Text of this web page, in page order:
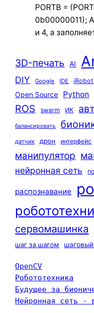
PORTB =
0b00000011);
и 4, а
3D-печать AI
DIY Google IDE iRobot
Open Source Python
ROS swarm ИК
балансировать
датчик дрон интерфейс
манипулятор
нейронная сеть
распознавание
сервомашинка
шаг за шагом шаговый
OpenCV
Робототехника
Будущее за
Нейронная сеть -